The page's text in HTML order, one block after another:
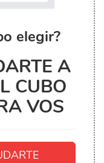
elegir?
A
CUBO
VOS